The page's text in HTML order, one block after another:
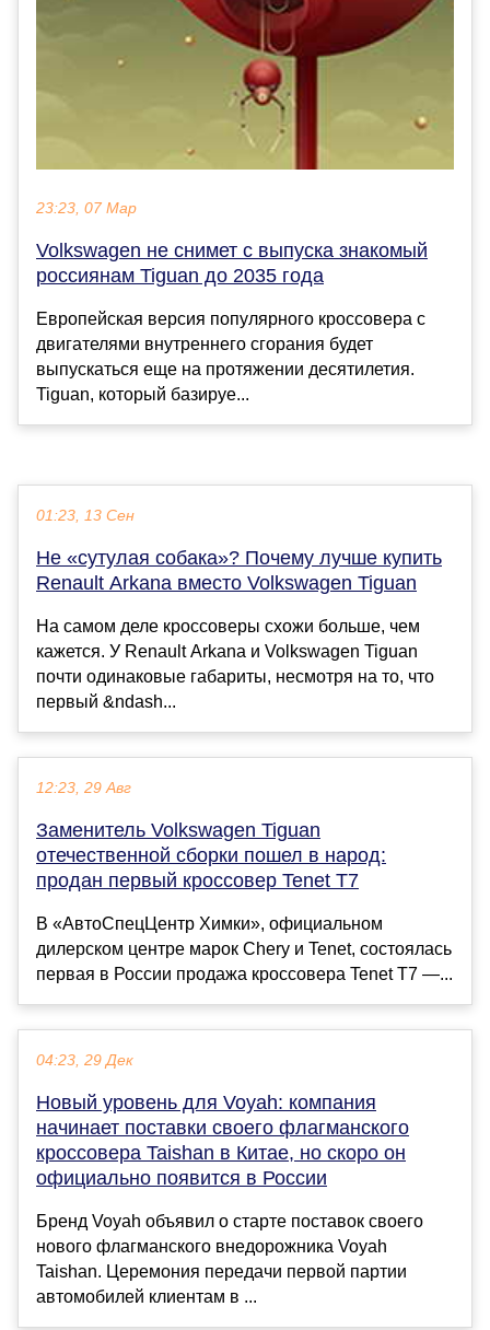
23:23, 07 Мар
Volkswagen не снимет с выпуска знакомый
россиянам Tiguan до 2035 года
Европейская версия популярного кроссовера с
двигателями внутреннего сгорания будет
выпускаться еще на протяжении десятилетия.
Tiguan, который базируе...
01:23, 13 Сен
Не «сутулая собака»? Почему лучше купить
Renault Arkana вместо Volkswagen Tiguan
На самом деле кроссоверы схожи больше, чем
кажется. У Renault Arkana и Volkswagen Tiguan
почти одинаковые габариты, несмотря на то, что
первый &ndash...
12:23, 29 Авг
Заменитель Volkswagen Tiguan
отечественной сборки пошел в народ:
продан первый кроссовер Tenet T7
В «АвтоСпецЦентр Химки», официальном
дилерском центре марок Chery и Tenet, состоялась
первая в России продажа кроссовера Tenet T7 —...
04:23, 29 Дек
Новый уровень для Voyah: компания
начинает поставки своего флагманского
кроссовера Taishan в Китае, но скоро он
официально появится в России
Бренд Voyah объявил о старте поставок своего
нового флагманского внедорожника Voyah
Taishan. Церемония передачи первой партии
автомобилей клиентам в ...